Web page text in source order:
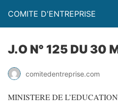
COMITE D'ENTREPRISE
J.O N° 125 DU 30
comitedentreprise.com
MINISTERE DE